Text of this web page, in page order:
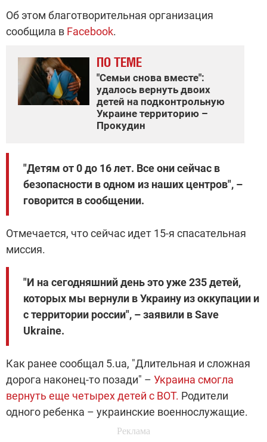
Об этом благотворительная организация
сообщила в Facebook.
ПО ТЕМЕ
"Семьи снова вместе":
удалось вернуть двоих
детей на подконтрольную
Украине территорию –
Прокудин
"Детям от 0 до 16 лет. Все они сейчас в
безопасности в одном из наших центров", –
говорится в сообщении.
Отмечается, что сейчас идет 15-я спасательная
миссия.
"И на сегодняшний день это уже 235 детей,
которых мы вернули в Украину из оккупации и
с территории россии", – заявили в Save
Ukraine.
Как ранее сообщал 5.ua, "Длительная и сложная
дорога наконец-то позади" – Украина смогла
вернуть еще четырех детей с ВОТ. Родители
одного ребенка – украинские военнослужащие.